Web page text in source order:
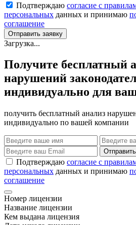
Подтверждаю согласие с
персональных данных и принимаю
соглашение
Отправить заявку
Загрузка...
Получите бесплатный
нарушений
индивидуально для
получить бесплатный анализ
индивидуально по вашей компании
Подтверждаю согласие с
персональных данных и принимаю
соглашение
Номер лицензии
Название лицензии
Кем выдана лицензия